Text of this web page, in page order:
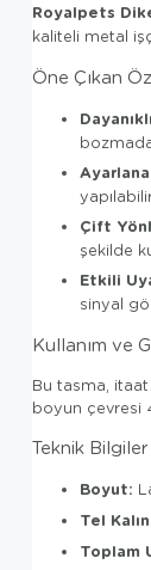
Royalpets
kaliteli metal
Öne Çıkan
Çift
şekilde
Etkili
sinyal
Kullanım ve
Bu tasma, itaat
boyun çevresi
Teknik Bilgiler
Boyut:
Tel
Toplam